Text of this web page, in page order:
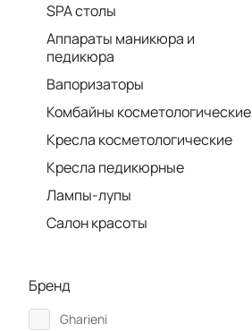
SPA столы
Аппараты маникюра и
педикюра
Вапоризаторы
Комбайны косметологические
Кресла косметологические
Кресла педикюрные
Лампы-лупы
Салон красоты
Бренд
Gharieni